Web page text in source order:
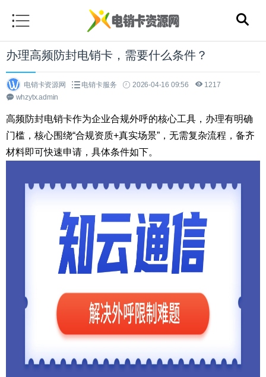
办理高频防封电销卡，需要什么条件？
电销卡资源网 电销卡服务 2026-04-16 09:56
1217
whzytx.admin
高频防封电销卡作为企业合规外呼的核心工具，办理有明确
门槛，核心围绕“合规资质+真实场景”，无需复杂流程，备齐
材料即可快速申请，具体条件如下。